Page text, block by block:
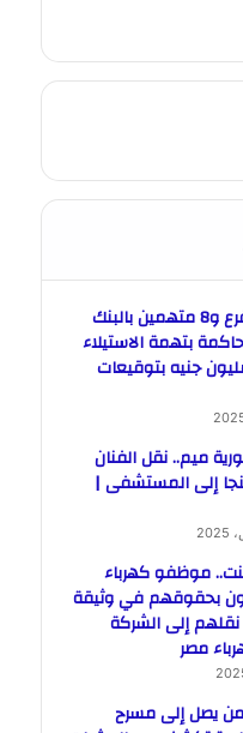
إحالة مدير فرع و8 متهمين بالبنك
بتهمة الاستيلاء
23.5 مليون جنيه بتوقيعات
ميم.. نقل الفنان
إلى المستشفى |
موظفو كهرباء
بحقوقهم في وثيقة
نقلهم إلى الشركة
مصر
من يصل إلى مسرح